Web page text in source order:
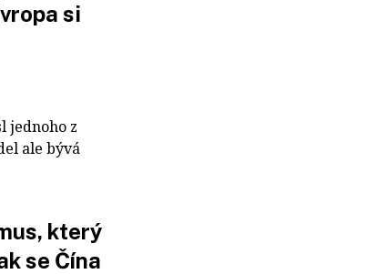
si
jednoho z
ale bývá
který
se Čína